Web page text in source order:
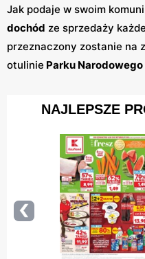
Jak podaje w swoim
dochód ze sprzedaży
przeznaczony zostanie na
otulinie Parku Narodowego